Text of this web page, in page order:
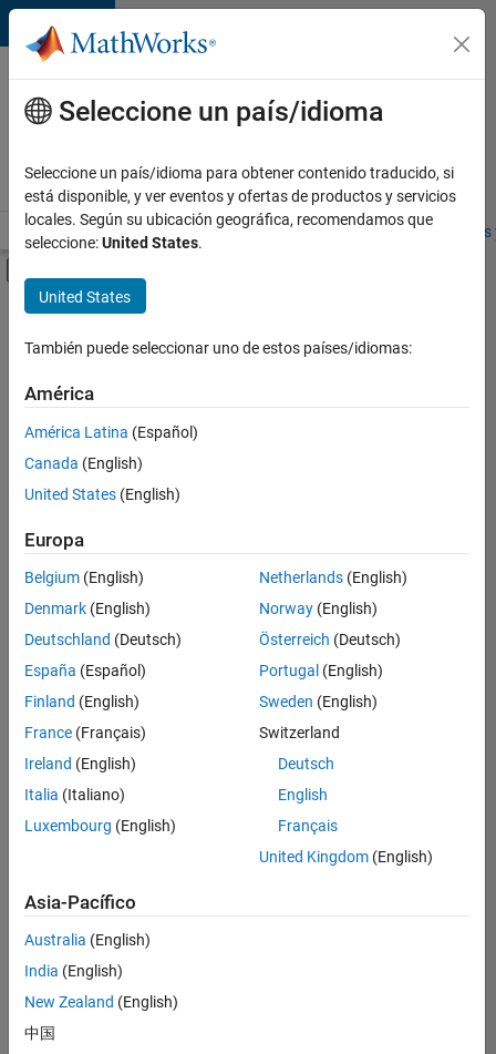
Saltar al contenido
Ofertas
de
empleo
MathWorks
Visión general Búsqueda de empleo Oficinas locales
Contenido principal
FILTRADO POR
Ordenar por
empleos
seleccionados
No se
han
todos
los
empleos.
por
ubicación
para
todos
en su
Senior Security Infrastructure Engineer
Senior
Security
Seleccione un país/idioma
Seleccione un país/idioma para obtener contenido traducido, si
está disponible, y ver eventos y ofertas de productos y servicios
locales. Según su ubicación geográfica, recomendamos que
seleccione:United States.
United States
También puede seleccionar uno de estos países/idiomas:
América
América Latina (Español)
Canada (English)
United States (English)
Europa
Belgium (English)
Denmark (English)
Deutschland (Deutsch)
España (Español)
Finland (English)
France (Français)
Ireland (English)
Italia (Italiano)
Luxembourg (English)
Netherlands(English)
Norway(English)
Österreich (Deutsch)
Portugal (English)
Sweden (English)
Switzerland
Deutsch
English
Français
United Kingdom(English)
Asia-Pacífico
Australia (English)
India (English)
New Zealand (English)
中国